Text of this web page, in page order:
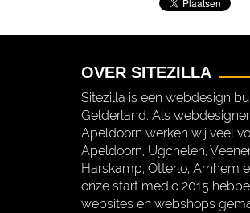
OVER SITEZILLA
Sitezilla is een webdesign
Gelderland. Als
Apeldoorn werken wij veel
Apeldoorn, Ugchelen,
Harskamp, Otterlo, Arnhem
onze start medio 2015
websites en webshops